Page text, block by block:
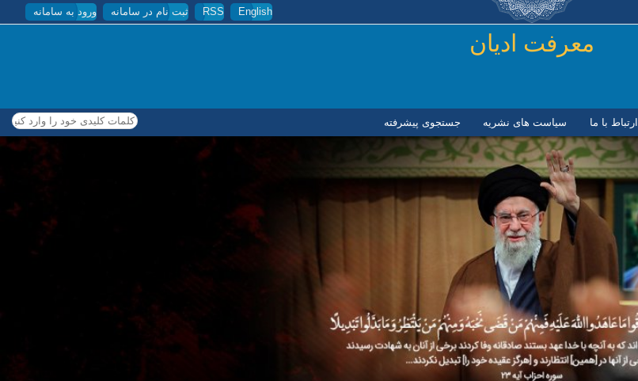
رفتن به محتوای اصلی English
RSS ثبت نام در سامانه ورود به سامانه
معرفت ادیان
ارتباط با ما سیاست های نشریه جستجوی پیشرفته کلمات کلیدی خود را وارد کنید